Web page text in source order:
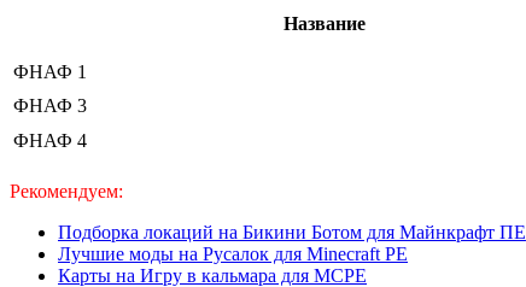
Название
ФНАФ 1
ФНАФ 3
ФНАФ 4
Рекомендуем:
Подборка локаций на Бикини Ботом для Майнкрафт ПЕ
Лучшие моды на Русалок для Minecraft PE
Карты на Игру в кальмара для MCPE